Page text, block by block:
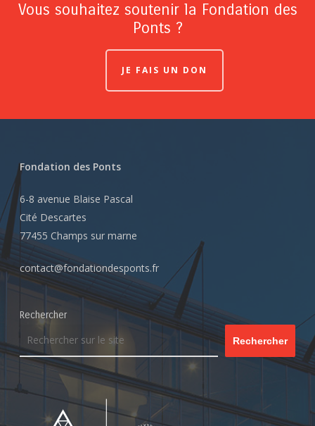
Vous souhaitez soutenir la Fondation des
Ponts ?
JE FAIS UN DON
Fondation des Ponts
6-8 avenue Blaise Pascal
Cité Descartes
77455 Champs sur marne
contact@fondationdesponts.fr
Rechercher
Rechercher